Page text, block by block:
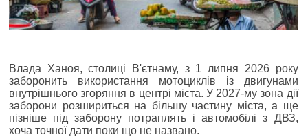
Влада Ханоя, столиці В'єтнаму, з 1 липня 2026 року
заборонить використання мотоциклів із двигунами
внутрішнього згоряння в центрі міста. У 2027-му зона дії
заборони розшириться на більшу частину міста, а ще
пізніше під заборону потраплять і автомобілі з ДВЗ,
хоча точної дати поки що не названо.